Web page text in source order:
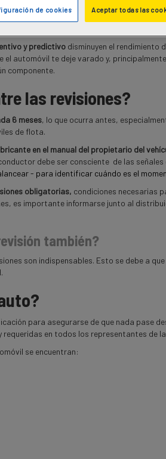
el clima y el terreno, que pueden
a una revisión para garantizar su
los componentes.
y predictivo disminuyen el rendimiento
el automóvil te deje varado y,
componente.
las revisiones?
6 meses, lo que ocurra antes,
de flota.
en el manual del propietario del
debe ser consciente de las señales
- para identificar cuándo es el
obligatorias, condiciones necesarias
es importante informarse junto al
también?
son indispensables. Esto se debe a
para asegurarse de que nada pase
en todos los representantes de
se encuentran:
Aceptar todas las
de cookies